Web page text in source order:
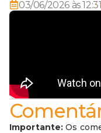
03/06/2026 às
Importante: Os